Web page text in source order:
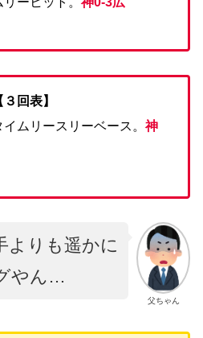
３回表】
ムリースリーベース。神
父ちゃん
よりも遥かに
やん…